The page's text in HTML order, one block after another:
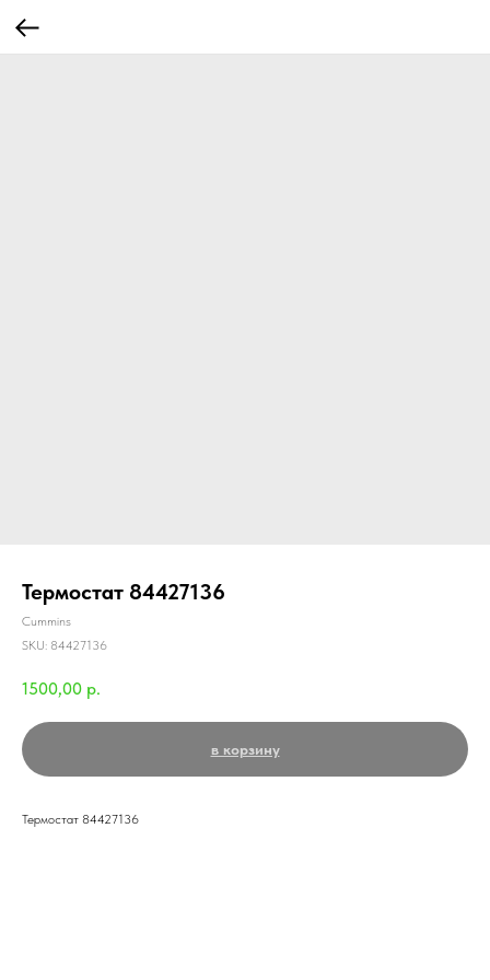
Термостат 84427136
Cummins
SKU: 84427136
1500,00 р.
в корзину
Термостат 84427136